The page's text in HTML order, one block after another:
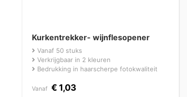
Kurkentrekker- wijnflesopener
Vanaf 50 stuks
Verkrijgbaar in 2 kleuren
Bedrukking in haarscherpe fotokwaliteit
Vanaf €1,03